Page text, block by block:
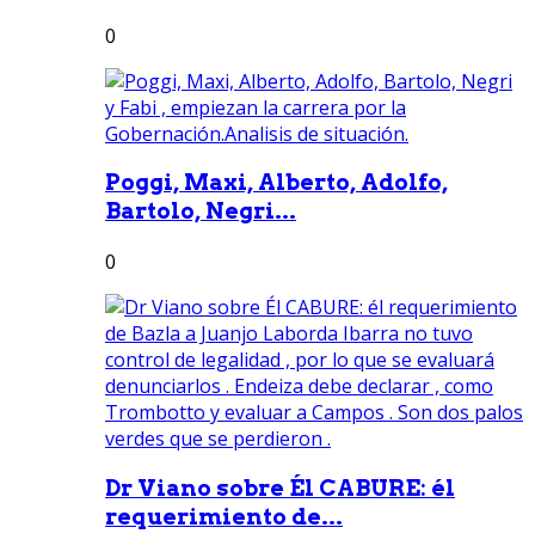
0
Poggi, Maxi, Alberto, Adolfo,
Bartolo, Negri...
0
Dr Viano sobre Él CABURE: él
requerimiento de...